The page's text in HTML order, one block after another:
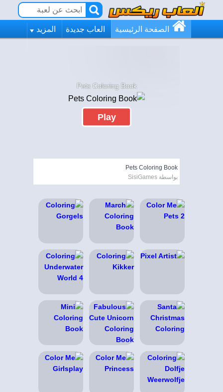
الصفحة الرئيسية العاب جديدة المزيد
Pets Coloring Book
Play
Pets Coloring Book
بواسطة SisiGames